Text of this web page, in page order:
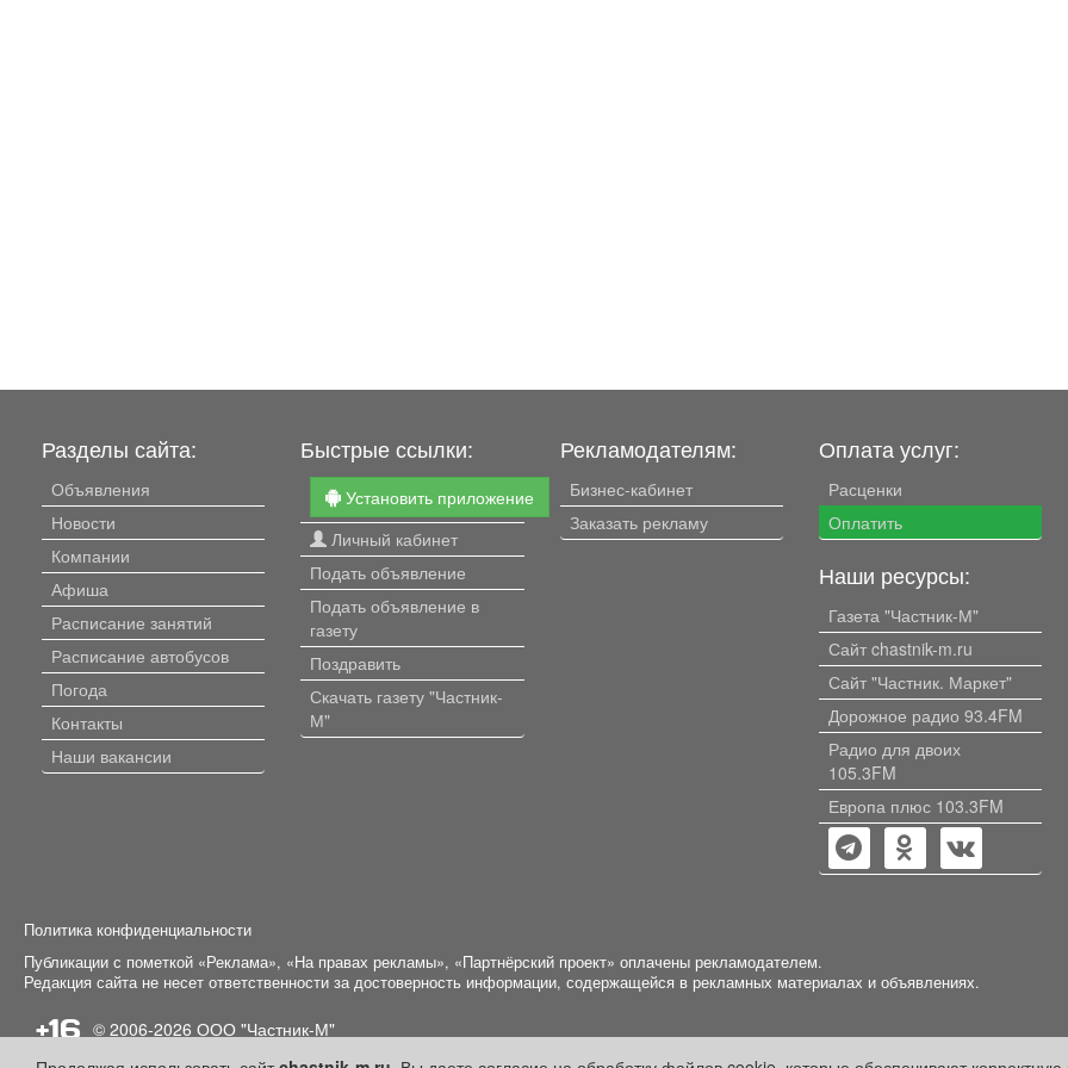
Разделы сайта:
Объявления
Новости
Компании
Афиша
Расписание занятий
Расписание автобусов
Погода
Контакты
Наши вакансии
Быстрые ссылки:
Установить приложение
Личный кабинет
Подать объявление
Подать объявление в
газету
Поздравить
Скачать газету "Частник-
М"
Рекламодателям:
Бизнес-кабинет
Заказать рекламу
Оплата услуг:
Расценки
Оплатить
Наши ресурсы:
Газета "Частник-М"
Сайт chastnik-m.ru
Сайт "Частник. Маркет"
Дорожное радио 93.4FM
Радио для двоих
105.3FM
Европа плюс 103.3FM
Политика конфиденциальности
Публикации с пометкой «Реклама», «На правах рекламы», «Партнёрский проект» оплачены рекламодателем.
Редакция сайта не несет ответственности за достоверность информации, содержащейся в рекламных материалах и объявлениях.
+16 © 2006-2026 ООО "Частник-М"